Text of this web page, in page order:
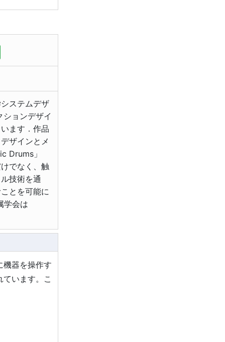
ステムデザ
ョンデザイ
ます．作品
ザインとメ
Drums」
でなく、触
技術を通
とを可能に
学会は
機器を操作す
います。こ